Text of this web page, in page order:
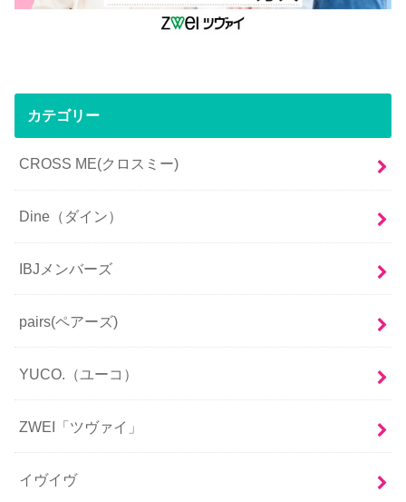
カテゴリー
CROSS ME(クロスミー)
Dine（ダイン）
IBJメンバーズ
pairs(ペアーズ)
YUCO.（ユーコ）
ZWEI「ツヴァイ」
イヴイヴ